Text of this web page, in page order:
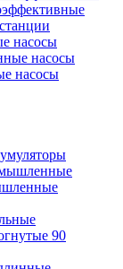
насосы
насосы
насосы
90